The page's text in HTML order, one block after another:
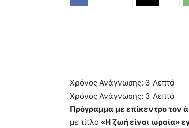
Χρόνος Ανάγνωσης: 3 Λεπτά
Χρόνος Ανάγνωσης: 3 Λεπτά
Πρόγραμμα με επίκεντρο τον
με τίτλο «Η ζωή είναι ωραία»